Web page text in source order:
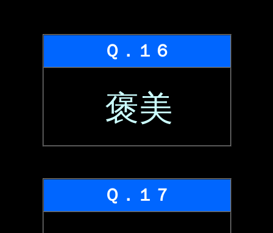
Ｑ．１６
褒美
Ｑ．１７